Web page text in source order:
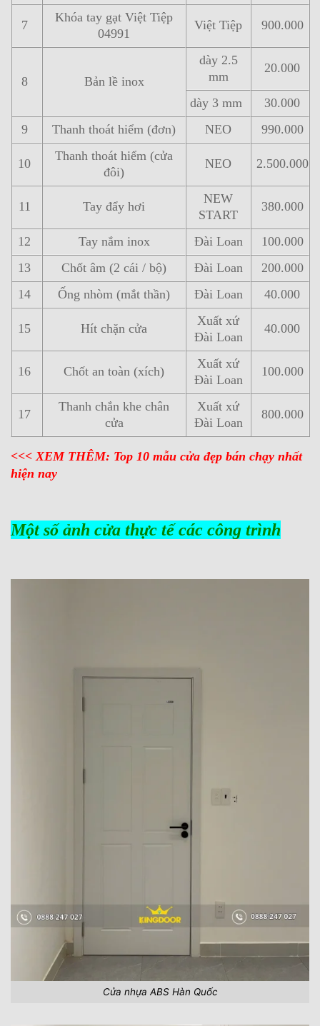
7
Khóa tay gạt Việt Tiệp
04991
Việt Tiệp 900.000
8 Bản lề inox
dày 2.5
mm
20.000
dày 3 mm
30.000
9
Thanh thoát hiểm (đơn) NEO 990.000
10
Thanh thoát hiểm (cửa
đôi)
NEO 2.500.000
11 Tay đẩy hơi
NEW
START
380.000
12 Tay nắm inox Đài Loan
100.000
13
Chốt âm (2 cái / bộ) Đài Loan
200.000
14
Ống nhòm (mắt thần) Đài Loan 40.000
15 Hít chặn cửa
Xuất xứ
Đài Loan
40.000
16 Chốt an toàn (xích)
Xuất xứ
Đài Loan
100.000
17
Thanh chắn khe chân
cửa
Xuất xứ
Đài Loan
800.000
<<< XEM THÊM: Top 10 mẫu cửa đẹp bán chạy nhất
hiện nay
Một số ảnh cửa thực tế các công trình
Cửa nhựa ABS Hàn Quốc